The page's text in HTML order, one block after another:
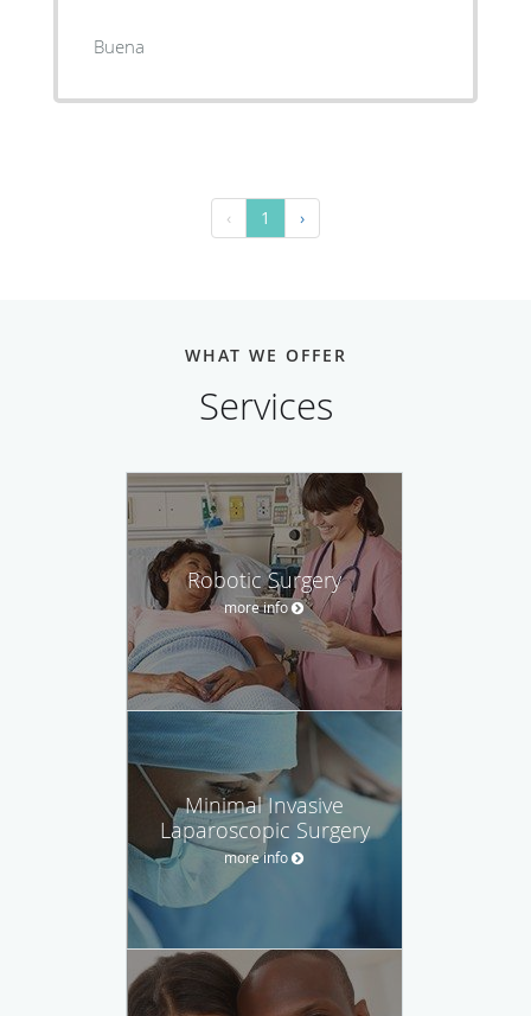
Buena
‹ 1 ›
WHAT WE OFFER
Services
Robotic Surgery
more info
Minimal Invasive
Laparoscopic Surgery
more info